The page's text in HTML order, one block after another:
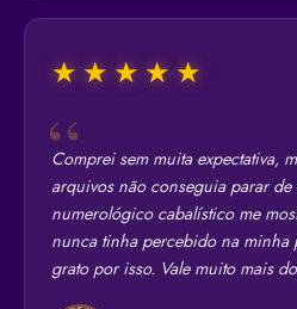
★★★★★
Comprei sem muita expectativa,
arquivos não conseguia parar de
numerológico cabalístico me
nunca tinha percebido na
grato por isso. Vale muito mais